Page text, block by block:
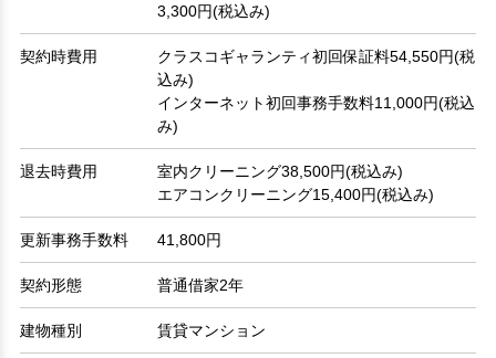
3,300円(税込み)
契約時費用
クラスコギャランティ初回保証料54,550円(税
込み)
インターネット初回事務手数料11,000円(税込
み)
退去時費用
室内クリーニング38,500円(税込み)
エアコンクリーニング15,400円(税込み)
更新事務手数料 41,800円
契約形態 普通借家2年
建物種別 賃貸マンション